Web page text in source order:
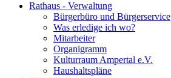
Rathaus - Verwaltung
Bürgerbüro und Bürgerservice
Was erledige ich wo?
Mitarbeiter
Organigramm
Kulturraum Ampertal e.V.
Haushaltspläne